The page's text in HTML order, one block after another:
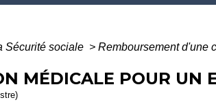
Sécurité sociale > Remboursement d'une
MÉDICALE POUR UN